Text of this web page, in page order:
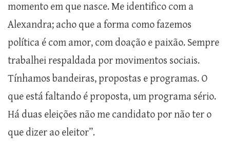
momento em que nasce. Me identifico com a
Alexandra; acho que a forma como fazemos
política é com amor, com doação e paixão. Sempre
trabalhei respaldada por movimentos sociais.
Tínhamos bandeiras, propostas e programas. O
que está faltando é proposta, um programa sério.
Há duas eleições não me candidato por não ter o
que dizer ao eleitor”.